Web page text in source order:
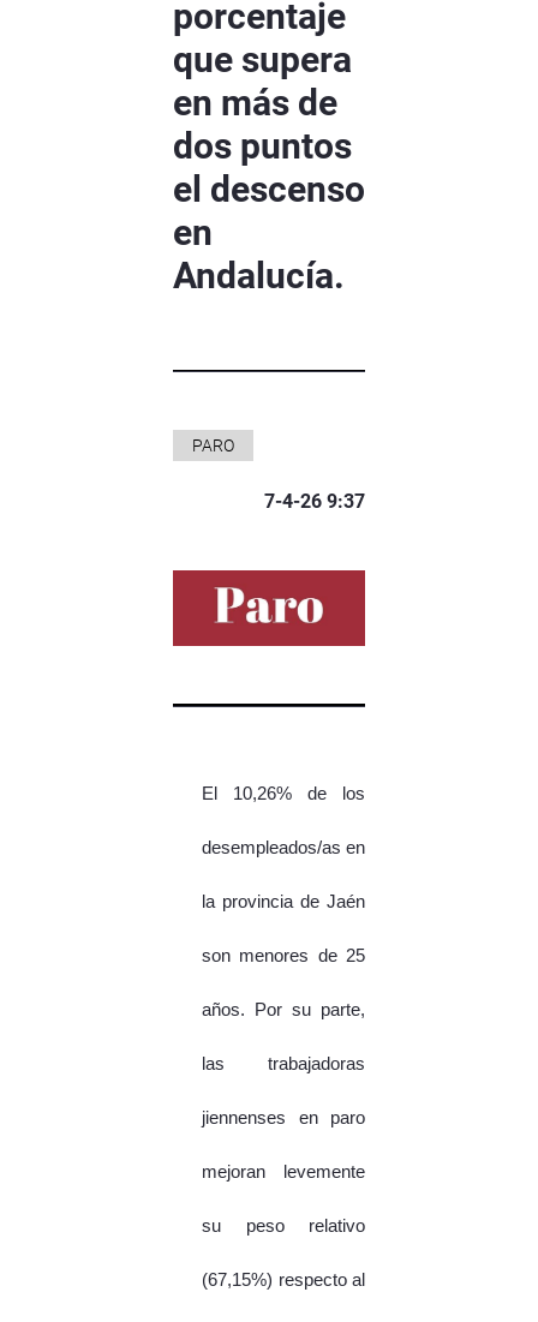
porcentaje
que supera
en más de
dos puntos
el descenso
en
Andalucía.
PARO
7-4-26 9:37
El 10,26% de los
desempleados/as en
la provincia de Jaén
son menores de 25
años. Por su parte,
las trabajadoras
jiennenses en paro
mejoran levemente
su peso relativo
(67,15%) respecto al